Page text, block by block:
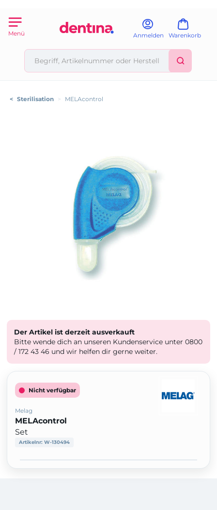
Menü Anmelden Warenkorb
< Sterilisation > MELAcontrol
Der Artikel ist derzeit ausverkauft
Bitte wende dich an unseren Kundenservice unter 0800
/ 172 43 46 und wir helfen dir gerne weiter.
Nicht verfügbar
Melag
MELAcontrol
Set
Artikelnr: W-130494